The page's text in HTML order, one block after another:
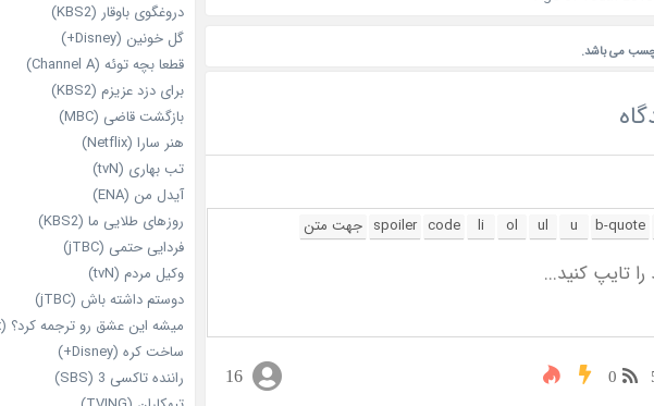
می باشد.
0
16
دروغگوی باوقار (KBS2)
گل خونین (Disney+)
قطعا بچه توئه (Channel A)
برای دزد عزیزم (KBS2)
بازگشت قاضی (MBC)
هنر سارا (Netflix)
تب بهاری (tvN)
آیدل من (ENA)
روزهای طلایی ما (KBS2)
فردایی حتمی (jTBC)
وکیل مردم (tvN)
دوستم داشته باش (jTBC)
میشه این عشق رو ترجمه کرد؟ (Netflix)
ساخت کره (Disney+)
راننده تاکسی 3 (SBS)